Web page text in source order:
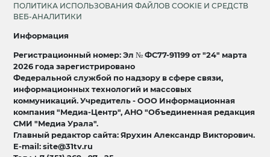
ПОЛИТИКА ИСПОЛЬЗОВАНИЯ ФАЙЛОВ COOKIE И СРЕДСТВ
ВЕБ-АНАЛИТИКИ
Информация
Регистрационный номер: Эл № ФС77-91199 от "24" марта
2026 года зарегистрировано
Федеральной службой по надзору в сфере связи,
информационных технологий и массовых
коммуникаций. Учредитель - ООО Информационная
компания "Медиа-Центр", АНО "Объединенная редакция
СМИ "Медиа Урала".
Главный редактор сайта: Ярухин Александр Викторович.
E-mail: site@31tv.ru